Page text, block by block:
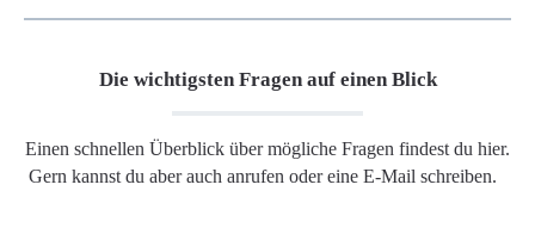
Die wichtigsten Fragen auf einen Blick
Einen schnellen Überblick über mögliche Fragen findest du hier.
Gern kannst du aber auch anrufen oder eine E-Mail schreiben.